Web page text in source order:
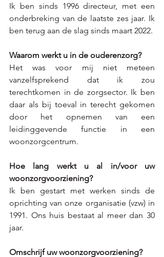
Ik ben sinds 1996 directeur, met een
onderbreking van de laatste zes jaar. Ik
ben terug aan de slag sinds maart 2022.
Waarom werkt u in de ouderenzorg?
Het was voor mij niet meteen
vanzelfsprekend dat ik zou
terechtkomen in de zorgsector. Ik ben
daar als bij toeval in terecht gekomen
door het opnemen van een
leidinggevende functie in een
woonzorgcentrum.
Hoe lang werkt u al in/voor uw
woonzorgvoorziening?
Ik ben gestart met werken sinds de
oprichting van onze organisatie (vzw) in
1991. Ons huis bestaat al meer dan 30
jaar.
Omschrijf uw woonzorgvoorziening?